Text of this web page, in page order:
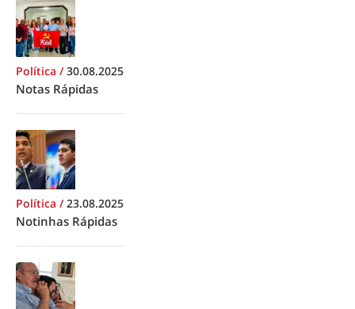
Política /30.08.2025
Notas Rápidas
Política /23.08.2025
Notinhas Rápidas